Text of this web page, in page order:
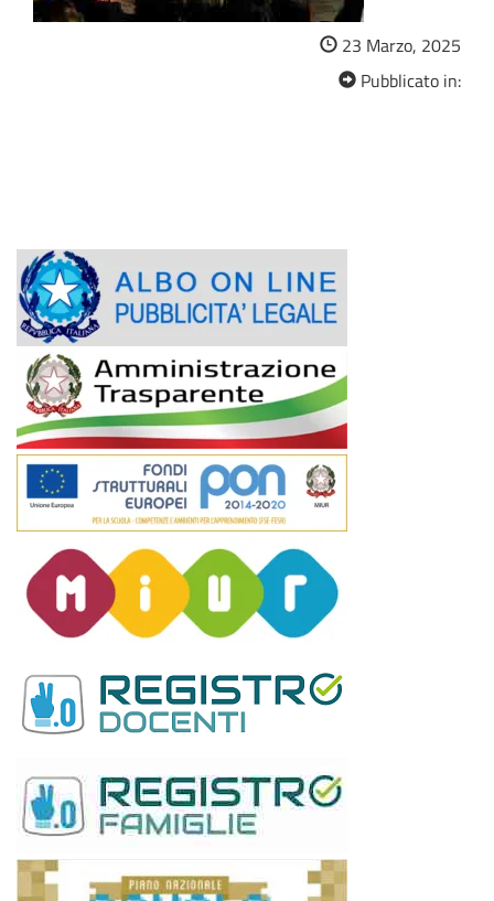
23 Marzo, 2025
Pubblicato in: